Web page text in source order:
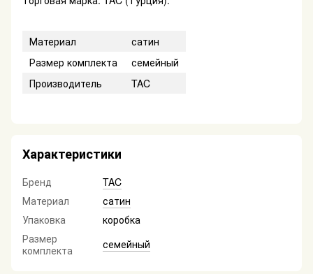
Материал
сатин
Размер комплекта
семейный
Производитель
TAC
Характеристики
Бренд
TAC
Материал
сатин
Упаковка
коробка
Размер
комплекта
семейный